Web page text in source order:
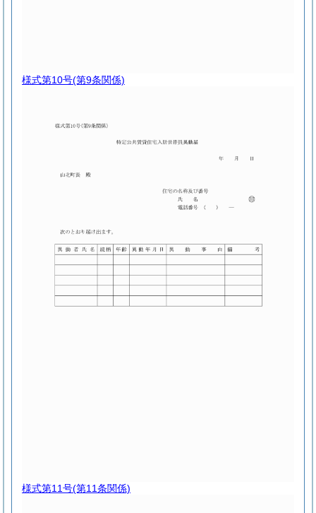
様式第10号(第9条関係)
様式第11号(第11条関係)